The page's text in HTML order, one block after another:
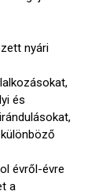
nyári
és
évről-évre
a